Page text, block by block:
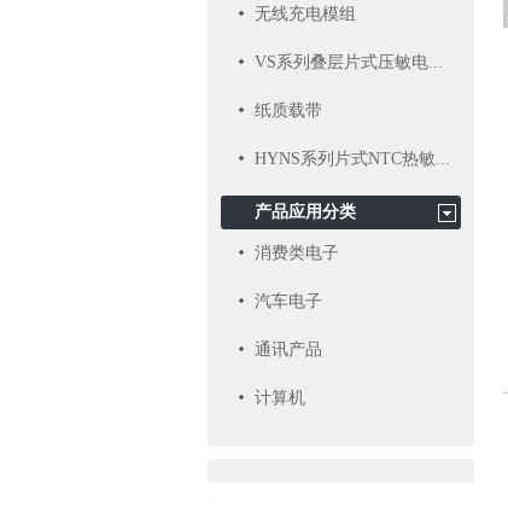
无线充电模组
VS系列叠层片式压敏电阻器
纸质载带
HYNS系列片式NTC热敏电阻
产品应用分类
消费类电子
汽车电子
通讯产品
计算机